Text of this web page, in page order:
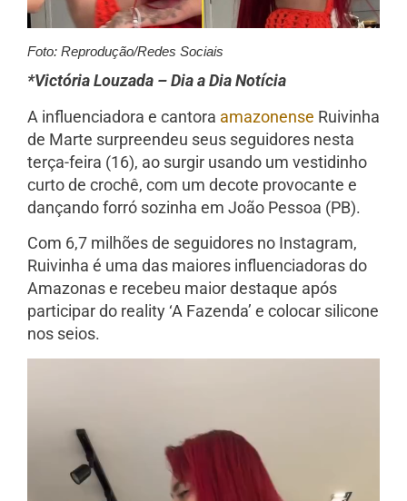
Foto: Reprodução/Redes Sociais
*Victória Louzada – Dia a Dia Notícia
A influenciadora e cantora amazonense Ruivinha
de Marte surpreendeu seus seguidores nesta
terça-feira (16), ao surgir usando um vestidinho
curto de crochê, com um decote provocante e
dançando forró sozinha em João Pessoa (PB).
Com 6,7 milhões de seguidores no Instagram,
Ruivinha é uma das maiores influenciadoras do
Amazonas e recebeu maior destaque após
participar do reality ‘A Fazenda’ e colocar silicone
nos seios.